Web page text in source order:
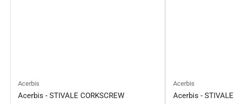
Acerbis
Acerbis - STIVALE CORKSCREW
Acerbis
Acerbis -